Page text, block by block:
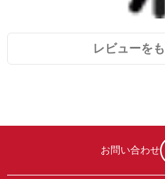
レビューを
お問い合わせ